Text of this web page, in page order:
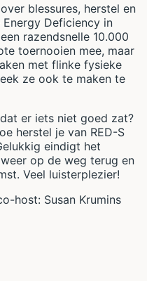
blessures, herstel en
Energy Deficiency in
razendsnelle 10.000
toernooien mee, maar
met flinke fysieke
ze ook te maken te
er iets niet goed zat?
herstel je van RED-S
eindigt het
op de weg terug en
Veel luisterplezier!
host: Susan Krumins